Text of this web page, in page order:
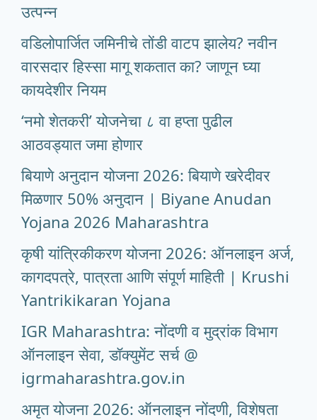
उत्पन्न
वडिलोपार्जित जमिनीचे तोंडी वाटप झालेय? नवीन
वारसदार हिस्सा मागू शकतात का? जाणून घ्या
कायदेशीर नियम
‘नमो शेतकरी’ योजनेचा ८ वा हप्ता पुढील
आठवड्यात जमा होणार
बियाणे अनुदान योजना 2026: बियाणे खरेदीवर
मिळणार 50% अनुदान | Biyane Anudan
Yojana 2026 Maharashtra
कृषी यांत्रिकीकरण योजना 2026: ऑनलाइन अर्ज,
कागदपत्रे, पात्रता आणि संपूर्ण माहिती | Krushi
Yantrikikaran Yojana
IGR Maharashtra: नोंदणी व मुद्रांक विभाग
ऑनलाइन सेवा, डॉक्युमेंट सर्च @
igrmaharashtra.gov.in
अमृत योजना 2026: ऑनलाइन नोंदणी, विशेषता